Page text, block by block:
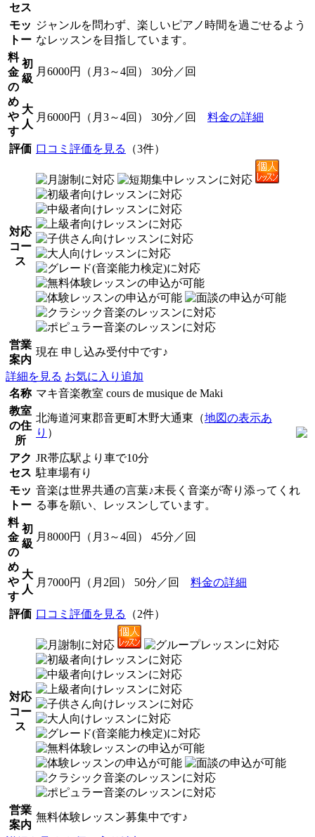
セス
モッ
トー
ジャンルを問わず、楽しいピアノ時間を過ごせるよう
なレッスンを目指しています。
料
金
の
め
や
す
初
級
月6000円（月3～4回） 30分／回
大
人
月6000円（月3～4回） 30分／回 料金の詳細
評価 口コミ評価を見る （3件）
対応
コー
ス
営業
案内
現在 申し込み受付中です♪
詳細を見る お気に入り追加
名称 マキ音楽教室 cours de musique de Maki
教室
の住
所
北海道河東郡音更町木野大通東（地図の表示あ
り ）
アク
セス
JR帯広駅より車で10分
駐車場有り
モッ
トー
音楽は世界共通の言葉♪末長く音楽が寄り添ってくれ
る事を願い、レッスンしています。
料
金
の
め
や
す
初
級
月8000円（月3～4回） 45分／回
大
人
月7000円（月2回） 50分／回 料金の詳細
評価 口コミ評価を見る （2件）
対応
コー
ス
営業
案内
無料体験レッスン募集中です♪